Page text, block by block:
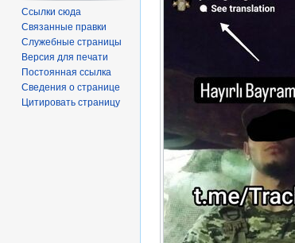
Ссылки сюда
Связанные правки
Служебные страницы
Версия для печати
Постоянная ссылка
Сведения о странице
Цитировать страницу